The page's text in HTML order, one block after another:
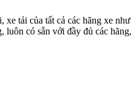
tải của tất cả các hãng xe
có sẵn với đầy đủ các